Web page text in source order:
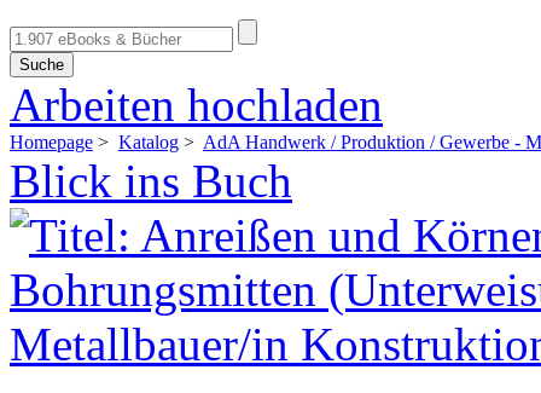
Suche
Arbeiten hochladen
Homepage > Katalog > AdA Handwerk / Produktion / Gewerbe -
Blick ins Buch